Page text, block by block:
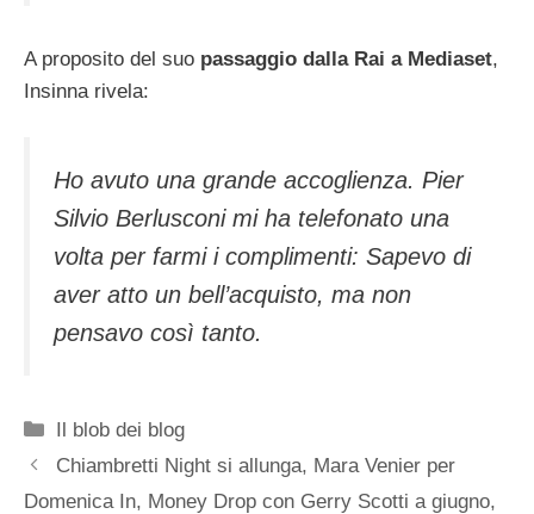
A proposito del suo passaggio dalla Rai a Mediaset,
Insinna rivela:
Ho avuto una grande accoglienza. Pier
Silvio Berlusconi mi ha telefonato una
volta per farmi i complimenti: Sapevo di
aver atto un bell’acquisto, ma non
pensavo così tanto.
Categorie
Il blob dei blog
Chiambretti Night si allunga, Mara Venier per
Domenica In, Money Drop con Gerry Scotti a giugno,